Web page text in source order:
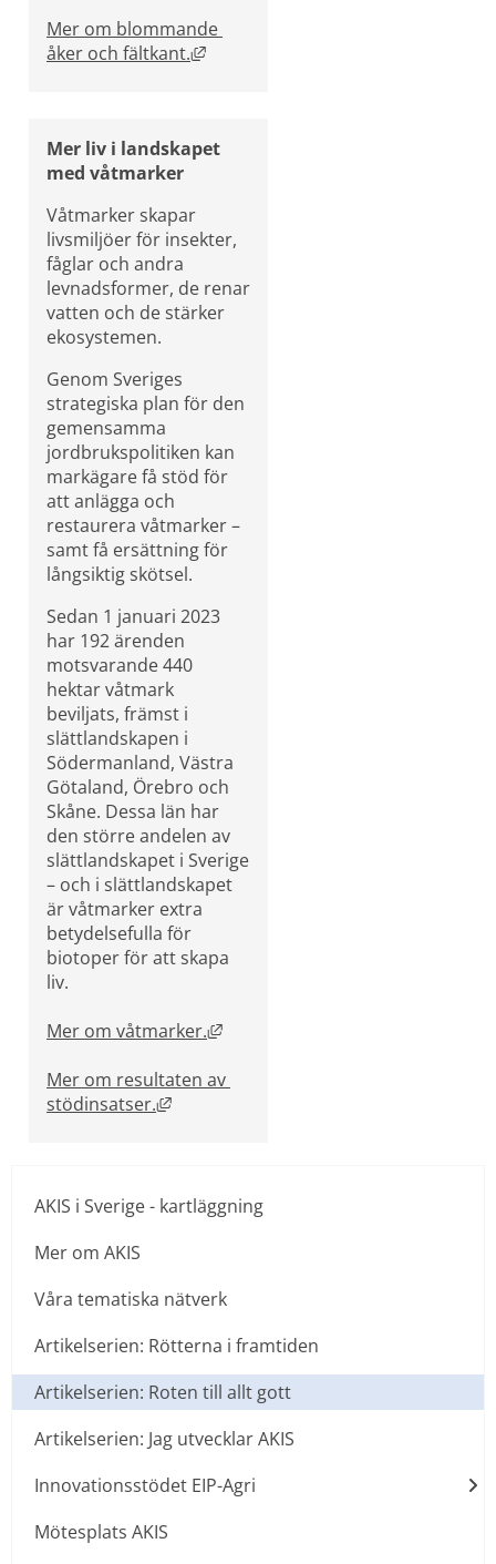
Mer om blommande
åker och fältkant.
Länk till annan webbplats,
Mer liv i landskapet
med våtmarker
Våtmarker skapar
livsmiljöer för insekter,
fåglar och andra
levnadsformer, de renar
vatten och de stärker
ekosystemen.
Genom Sveriges
strategiska plan för den
gemensamma
jordbrukspolitiken kan
markägare få stöd för
att anlägga och
restaurera våtmarker –
samt få ersättning för
långsiktig skötsel.
Sedan 1 januari 2023
har 192 ärenden
motsvarande 440
hektar våtmark
beviljats, främst i
slättlandskapen i
Södermanland, Västra
Götaland, Örebro och
Skåne. Dessa län har
den större andelen av
slättlandskapet i Sverige
– och i slättlandskapet
är våtmarker extra
betydelsefulla för
biotoper för att skapa
liv.
Mer om våtmarker.
Länk till annan webbplats,
Mer om resultaten av
stödinsatser.
Länk till annan webbplats, öppnas i
AKIS i Sverige - kartläggning
Mer om AKIS
Våra tematiska nätverk
Artikelserien: Rötterna i framtiden
Artikelserien: Roten till allt gott
Artikelserien: Jag utvecklar AKIS
Innovationsstödet EIP-Agri
Mötesplats AKIS